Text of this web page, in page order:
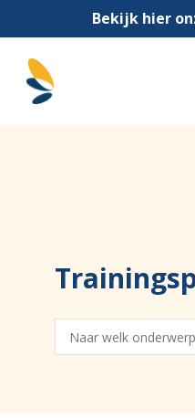
Bekijk hier